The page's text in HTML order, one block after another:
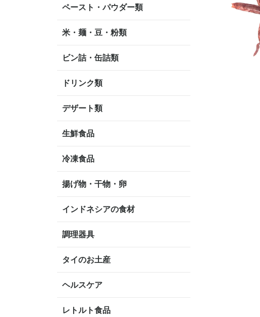
ペースト・パウダー類
米・麺・豆・粉類
ビン詰・缶詰類
ドリンク類
デザート類
生鮮食品
冷凍食品
揚げ物・干物・卵
インドネシアの食材
調理器具
タイのお土産
ヘルスケア
レトルト食品